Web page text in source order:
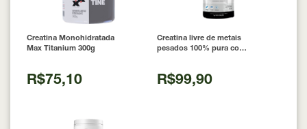
Creatina Monohidratada
Max Titanium 300g
R$75,10
Creatina livre de metais
pesados 100% pura com
R$99,90